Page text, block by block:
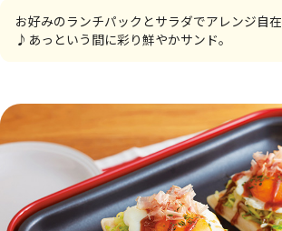
お好みのランチパックとサラダでアレンジ自在
♪あっという間に彩り鮮やかサンド。